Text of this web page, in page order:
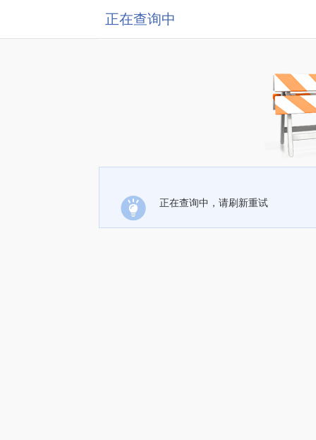
正在查询中
正在查询中，请刷新重试